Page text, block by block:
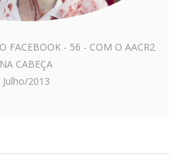
FACEBOOK - 56 - COM O AACR2
NA CABEÇA
Julho/2013